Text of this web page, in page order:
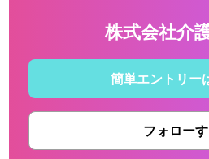
株式会社介
簡単エントリー
フォロー